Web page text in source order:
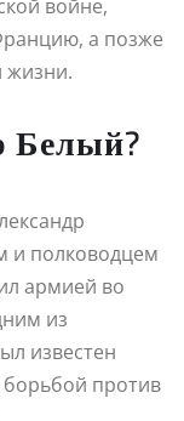
войне,
а позже
жизни.
Белый?
и полководцем
армией во
из
известен
против